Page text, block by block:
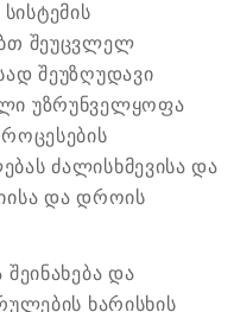
შეუცვლელ
შეუზღუდავი
უზრუნველყოფა
ძალისხმევისა და
და დროის
და
ხარისხის